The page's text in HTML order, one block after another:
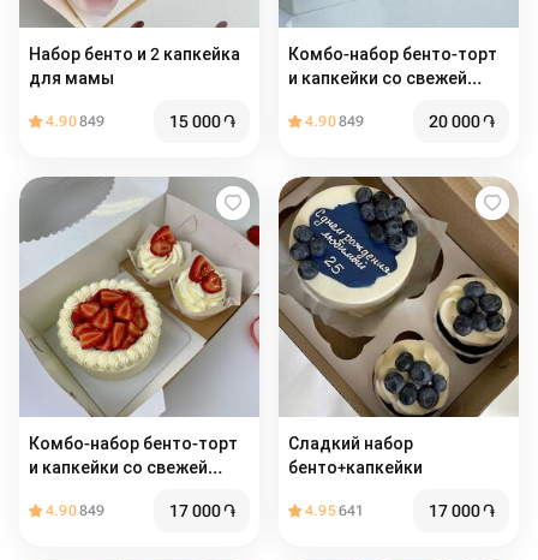
Набор бенто и 2 капкейка
для мамы
4.90849 15 000֏
Комбо-набор бенто-торт
и капкейки со свежей
сливочным кремом (2 шт)
4.90849 20 000֏
Комбо-набор бенто-торт
и капкейки со свежей
сливочным кремом (2 шт)
4.90849 17 000֏
Сладкий набор
бенто+капкейки
4.95641 17 000֏